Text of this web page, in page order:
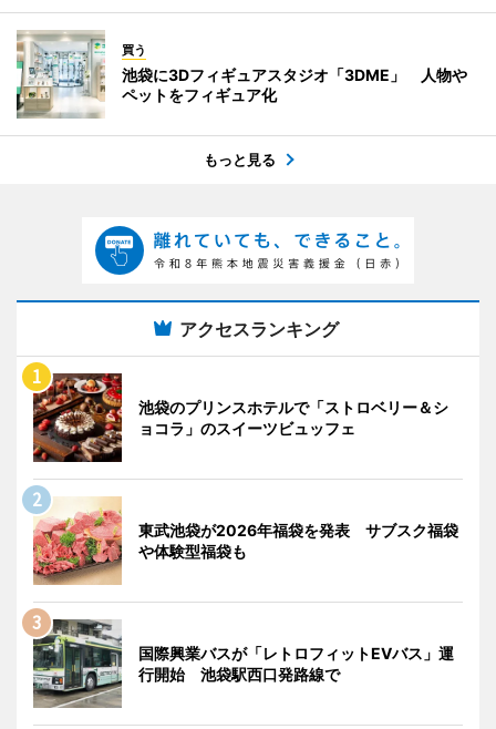
買う
池袋に3Dフィギュアスタジオ「3DME」 人物や
ペットをフィギュア化
もっと見る
アクセスランキング
池袋のプリンスホテルで「ストロベリー＆シ
ョコラ」のスイーツビュッフェ
東武池袋が2026年福袋を発表 サブスク福袋
や体験型福袋も
国際興業バスが「レトロフィットEVバス」運
行開始 池袋駅西口発路線で